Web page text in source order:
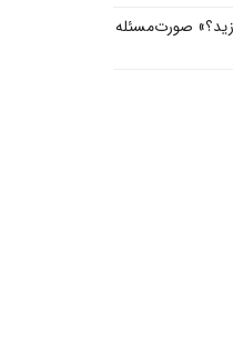
صورت‌مسئله